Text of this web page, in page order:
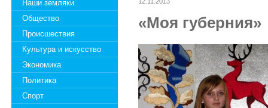
Наши земляки
Общество
Происшествия
Культура и искусство
Экономика
Политика
Спорт
«Моя губерния»